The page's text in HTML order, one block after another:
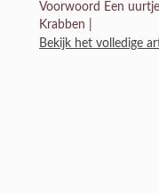
Voorwoord Een
Krabben |
Bekijk het volledige